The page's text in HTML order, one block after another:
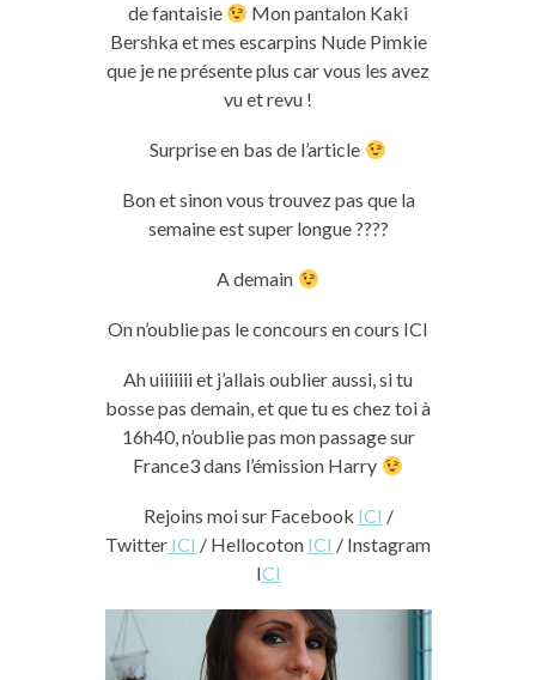
de fantaisie
Mon pantalon Kaki
Bershka et mes escarpins Nude Pimkie
que je ne présente plus car vous les avez
vu et revu !
Surprise en bas de l’article
Bon et sinon vous trouvez pas que la
semaine est super longue ????
A demain
On n’oublie pas le concours en cours ICI
Ah uiiiiiii et j’allais oublier aussi, si tu
bosse pas demain, et que tu es chez toi à
16h40, n’oublie pas mon passage sur
France3 dans l’émission Harry
Rejoins moi sur Facebook ICI /
Twitter ICI / Hellocoton ICI / Instagram
ICI